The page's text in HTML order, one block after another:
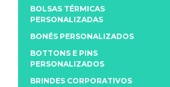
BOLSAS TÉRMICAS
PERSONALIZADAS
BONÉS PERSONALIZADOS
BOTTONS E PINS
PERSONALIZADOS
BRINDES CORPORATIVOS